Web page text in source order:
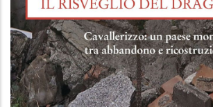
Il risveglio del drago